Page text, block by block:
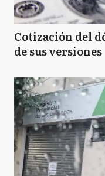
Cotización del
de sus versiones